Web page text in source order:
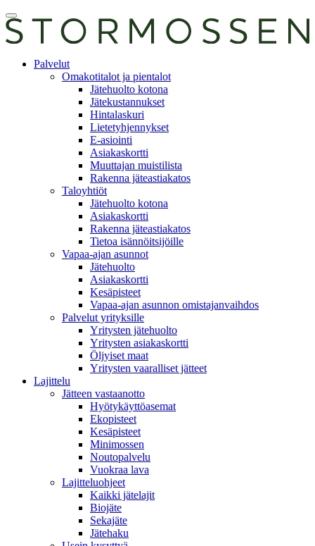
Skip
to
content
Avaa
päävalikko
asiointiPalvelut
Omakotitalot ja pientalot
Jätehuolto kotona
Jätekustannukset
Hintalaskuri
Lietetyhjennykset
E-asiointi
Asiakaskortti
Muuttajan muistilista
Rakenna jäteastiakatos
Taloyhtiöt
Jätehuolto kotona
Asiakaskortti
Rakenna jäteastiakatos
Tietoa isännöitsijöille
Vapaa-ajan asunnot
Jätehuolto
Asiakaskortti
Kesäpisteet
Vapaa-ajan asunnon omistajanvaihdos
Palvelut yrityksille
Yritysten jätehuolto
Yritysten asiakaskortti
Öljyiset maat
Yritysten vaaralliset jätteet
Lajittelu
Jätteen vastaanotto
Hyötykäyttöasemat
Ekopisteet
Kesäpisteet
Minimossen
Noutopalvelu
Vuokraa lava
Lajitteluohjeet
Kaikki jätelajit
Biojäte
Sekajäte
Jätehaku